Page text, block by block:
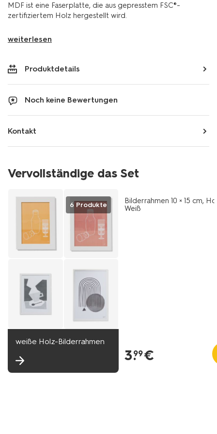
MDF ist eine Faserplatte, die aus gepresstem FSC®-
zertifiziertem Holz hergestellt wird.
weiterlesen
Produktdetails
Noch keine Bewertungen
Kontakt
Vervollständige das Set
6 Produkte
weiße Holz-Bilderrahmen
Bilderrahmen 10 × 15 cm,
Weiß
3.
99€